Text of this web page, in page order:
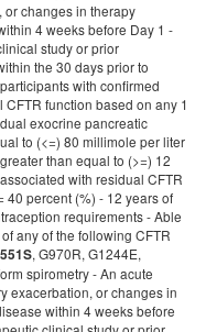
changes in therapy
4 weeks before Day 1 -
study or prior
the 30 days prior to
with confirmed
function based on any 1
exocrine pancreatic
to (<=) 80 millimole per liter
than equal to (>=) 12
with residual CFTR
40 percent (%) - 12 years of
requirements - Able
any of the following CFTR
, G970R, G1244E,
spirometry - An acute
exacerbation, or changes in
within 4 weeks before